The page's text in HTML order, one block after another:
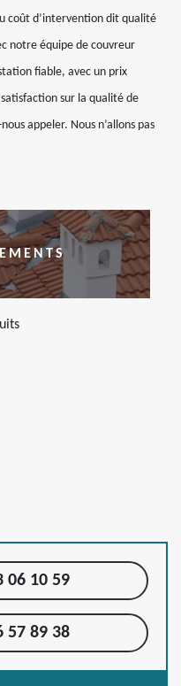
coût d’intervention dit qualité
notre équipe de couvreur
fiable, avec un prix
sur la qualité de
appeler. Nous n’allons pas
06 10 59
57 89 38